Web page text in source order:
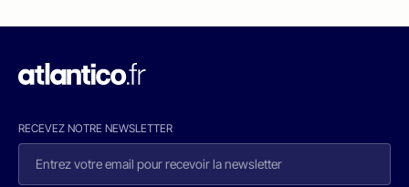
RECEVEZ NOTRE NEWSLETTER